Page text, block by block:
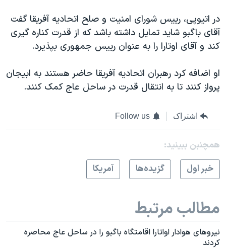
در اتیوپی، رییس شورای امنیت و صلح اتحادیه آفریقا گفت
آقای باگبو شاید تمایل داشته باشد که از قدرت کناره گیری
کند و آقای اوتارا را به عنوان رییس جمهوری بپذیرد.
او اضافه کرد رهبران اتحادیه آفریقا حاضر هستند به ابیجان
پرواز کنند تا به انتقال قدرت در ساحل عاج کمک کنند.
اشتراک Follow us
همچنبن ببینید:
خبر اول
گزيده‌ها آمريکا
مطالب مرتبط
نيروهای هوادار اواتارا اقامتگاه باگبو را در ساحل عاج محاصره
کردند